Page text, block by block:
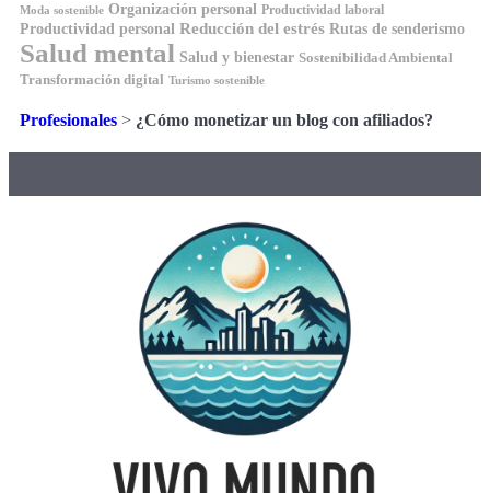
Moda sostenible Organización personal Productividad laboral
Productividad personal Reducción del estrés Rutas de senderismo
Salud mental Salud y bienestar Sostenibilidad Ambiental
Transformación digital
Turismo sostenible
Profesionales > ¿Cómo monetizar un blog con afiliados?